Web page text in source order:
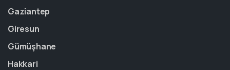
Gaziantep
Giresun
Gümüşhane
Hakkari